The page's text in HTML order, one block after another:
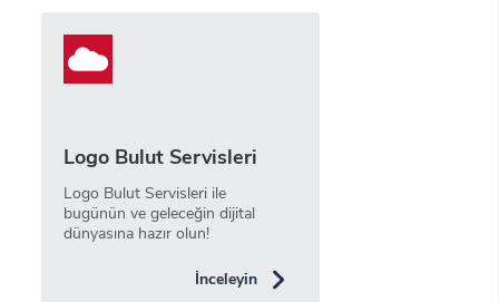
Logo Bulut Servisleri
Logo Bulut Servisleri ile
bugünün ve geleceğin dijital
dünyasına hazır olun!
İnceleyin